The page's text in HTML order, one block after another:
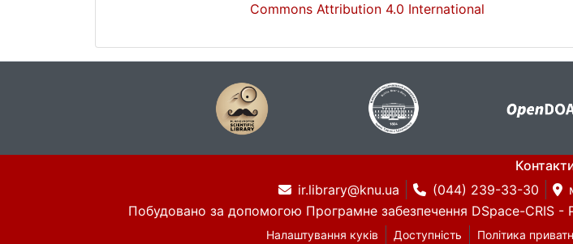
Commons Attribution 4.0 International
ir.library@knu.ua
(044) 239-33-30
Побудовано за допомогою Програмне забезпечення DSpace-CRIS -
Налаштування куків Доступність Політика